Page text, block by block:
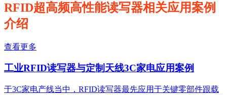
RFID超高频高性能读写器相关应用案例
介绍
查看更多
工业RFID读写器与定制天线3C家电应用案例
于3C家电产线当中，RFID读写器最先应用于关键零部件跟载